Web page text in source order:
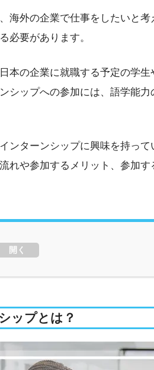
海外の企業で仕事をしたいと
必要があります。
本の企業に就職する予定の学
シップへの参加には、語学能
ンターンシップに興味を持っ
れや参加するメリット、参加
開く
ップとは？